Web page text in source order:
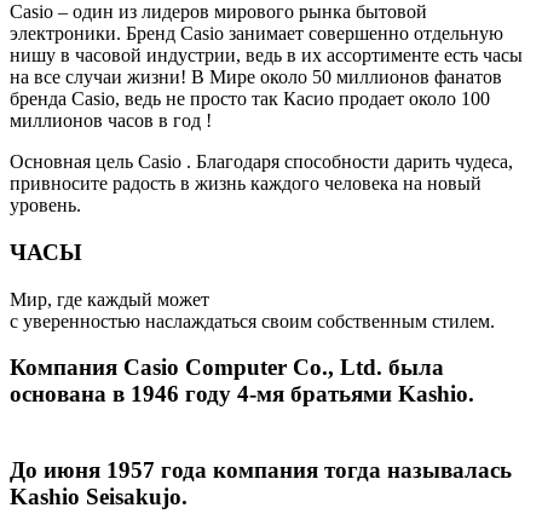
Casio – один из лидеров мирового рынка бытовой
электроники. Бренд Casio занимает совершенно отдельную
нишу в часовой индустрии, ведь в их ассортименте есть часы
на все случаи жизни! В Мире около 50 миллионов фанатов
бренда Casio, ведь не просто так Касио продает около 100
миллионов часов в год !
Основная цель Casio . Благодаря способности дарить чудеса,
привносите радость в жизнь каждого человека на новый
уровень.
ЧАСЫ
Мир, где каждый может
с уверенностью наслаждаться своим собственным стилем.
Компания Casio Computer Co., Ltd. была
основана в 1946 году 4-мя братьями Kashio.
До июня 1957 года компания тогда называлась
Kashio Seisakujo.